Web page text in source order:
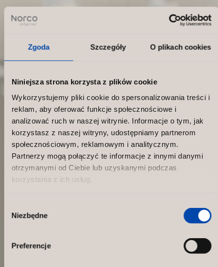
Zgoda Szczegóły O plikach cookies
Niniejsza strona korzysta z plików cookie
Wykorzystujemy pliki cookie do spersonalizowania treści i
reklam, aby oferować funkcje społecznościowe i
analizować ruch w naszej witrynie. Informacje o tym, jak
korzystasz z naszej witryny, udostępniamy partnerom
społecznościowym, reklamowym i analitycznym.
Partnerzy mogą połączyć te informacje z innymi danymi
otrzymanymi od Ciebie lub uzyskanymi podczas
korzystania z ich usług.
zgody
Niezbędne
Preferencje
MM Sports Mall of Scandinavia